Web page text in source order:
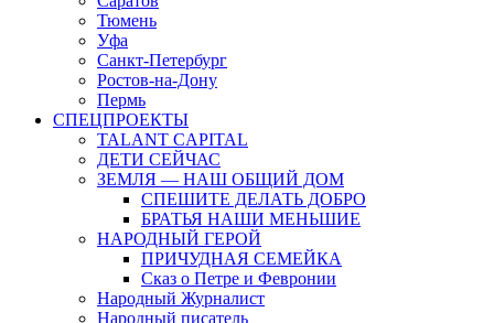
Тюмень
Уфа
Санкт-Петербург
Ростов-на-Дону
Пермь
СПЕЦПРОЕКТЫ
TALANT CAPITAL
ДЕТИ СЕЙЧАС
ЗЕМЛЯ — НАШ ОБЩИЙ ДОМ
СПЕШИТЕ ДЕЛАТЬ ДОБРО
БРАТЬЯ НАШИ МЕНЬШИЕ
НАРОДНЫЙ ГЕРОЙ
ПРИЧУДНАЯ СЕМЕЙКА
Сказ о Петре и Февронии
Народный Журналист
Народный писатель